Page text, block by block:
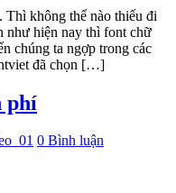
không thể nào thiếu đi
như hiện nay thì font chữ
chúng ta ngợp trong các
đã chọn […]
phí
0 Bình luận